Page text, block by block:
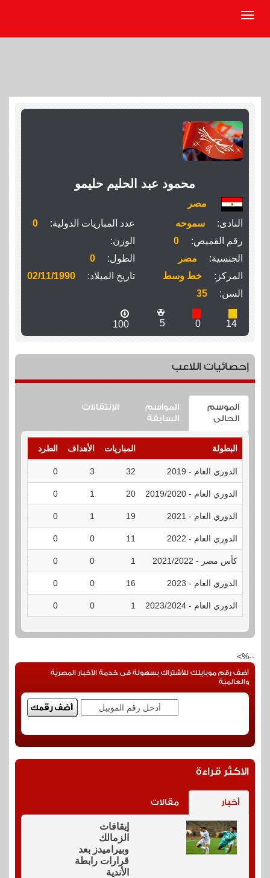
محمود عبد الحليم حليمو
مصر
النادى:
سموحه عدد المباريات الدولية:
0
رقم القميص:
0
الوزن:
الجنسية:
مصر الطول:
0
المركز:
خط وسط تاريخ الميلاد:
02/11/1990
السن:
35
14
0
5
100
إحصائيات اللاعب
الموسم
الحالى
المواسم
السابقة
الإنتقالات
البطولة المباريات الأهداف الطرد
الدوري العام - 2019 32
3
0
5
الدوري العام - 2019/2020 20
1
0
4
الدوري العام - 2021 19
1
0
4
الدوري العام - 2022 11
0
0
كأس مصر - 2021/2022 1
0
0
0
الدوري العام - 2023 16
0
0
0
الدوري العام - 2023/2024 1
0
0
0
--%>
أضف رقم موبايلك للأشتراك بسهولة فى خدمة الأخبار المصرية
والعالمية
الاكثر قراءة
أخبار مقالات
إيقافات
الزمالك
وبيراميدز بعد
قرارات رابطة
الأندية